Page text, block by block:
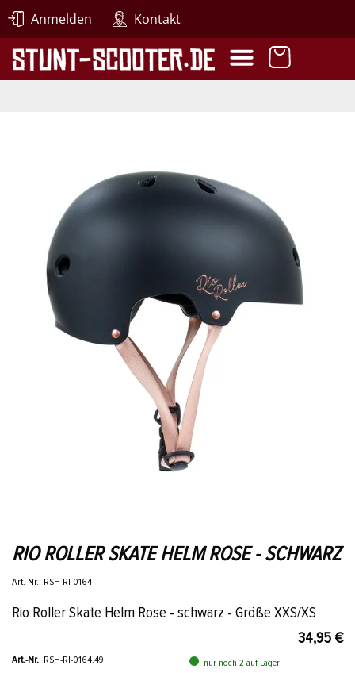
Anmelden Kontakt
RIO ROLLER SKATE HELM ROSE - SCHWARZ
Art.-Nr.: RSH-RI-0164
Rio Roller Skate Helm Rose - schwarz - Größe XXS/XS
34,95 €
Art.-Nr.: RSH-RI-0164.49
nur noch 2 auf Lager